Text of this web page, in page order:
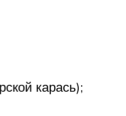
карась);